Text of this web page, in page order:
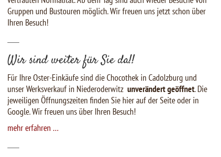
Gruppen und Bustouren möglich. Wir freuen uns jetzt schon über
Ihren Besuch!
Wir sind weiter für Sie da!!
Für Ihre Oster-Einkäufe sind die Chocothek in Cadolzburg und
unser Werksverkauf in Niederoderwitz unverändert geöffnet. Die
jeweiligen Öffnungszeiten finden Sie hier auf der Seite oder in
Google. Wir freuen uns über Ihren Besuch!
mehr erfahren …